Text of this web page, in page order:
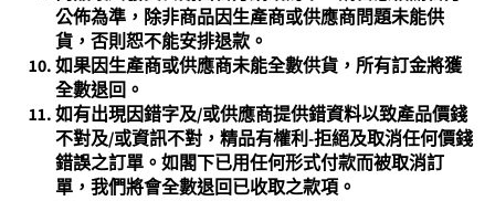
公佈為準，除非商品因生產商或供應商問題未能供
貨，否則恕不能安排退款。
如果因生產商或供應商未能全數供貨，所有訂金將獲
全數退回。
如有出現因錯字及/或供應商提供錯資料以致產品價錢
不對及/或資訊不對，精品有權利-拒絕及取消任何價錢
錯誤之訂單。如閣下已用任何形式付款而被取消訂
單，我們將會全數退回已收取之款項。